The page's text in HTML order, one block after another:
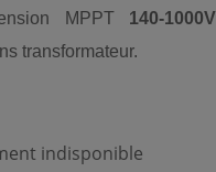
MPPT 140-1000V
transformateur.
indisponible